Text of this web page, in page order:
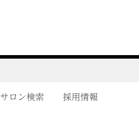
サロン検索 採用情報